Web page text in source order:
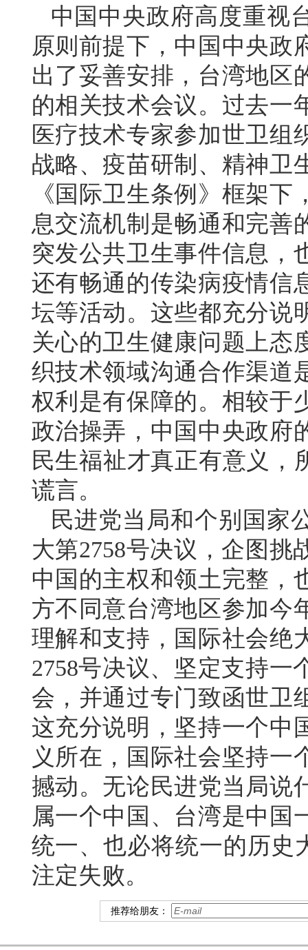
中国中央政府高度重视
原则前提下，中国中央政
出了妥善安排，台湾地区
的相关技术会议。过去一
医疗技术专家参加世卫组
战略、疫苗研制、精神卫
《国际卫生条例》框架
息交流机制是畅通和完善
突发公共卫生事件信息，
还有畅通的传染病疫情信
坛等活动。这些都充分说
关心的卫生健康问题上态
织技术领域沟通合作渠道
权利是有保障的。相较于
政治操弄，中国中央政府
民生福祉才真正有意义，
谎言。
民进党当局和个别国家
大第2758号决议，企图
中国的主权和领土完整，
方不同意台湾地区参加今
理解和支持，国际社会绝
2758号决议、坚定支持一
会，并通过专门致函世卫
这充分说明，坚持一个中
义所在，国际社会坚持一
撼动。无论民进党当局说
属一个中国、台湾是中国
统一、也必将统一的历史
注定失败。
推荐给朋友：